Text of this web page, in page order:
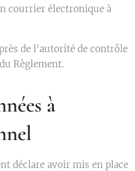
courrier électronique à
de l'autorité de contrôle
Règlement.
à
déclare avoir mis en place